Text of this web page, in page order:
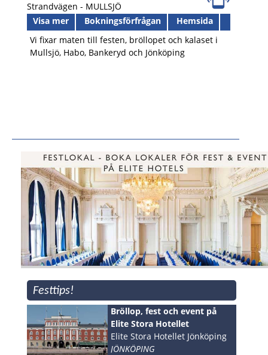
Strandvägen - MULLSJÖ
Visa mer
Bokningsförfrågan
Hemsida
Vi fixar maten till festen, bröllopet och kalaset i
Mullsjö, Habo, Bankeryd och Jönköping
Festtips!
Bröllop, fest och event på
Elite Stora Hotellet
Elite Stora Hotellet Jönköping
JÖNKÖPING